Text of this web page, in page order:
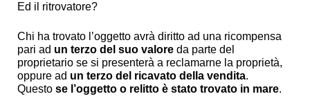
Ed il ritrovatore?
Chi ha trovato l’oggetto avrà diritto ad una ricompensa
pari ad un terzo del suo valore da parte del
proprietario se si presenterà a reclamarne la proprietà,
oppure ad un terzo del ricavato della vendita.
Questo se l’oggetto o relitto è stato trovato in mare.